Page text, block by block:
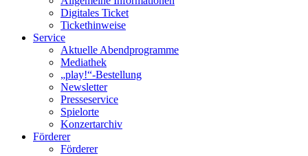
Digitales Ticket
Ticket­hinweise
Service
Aktuelle Abendprogramme
Mediathek
„play!“-Bestellung
Newsletter
Presseservice
Spielorte
Konzertarchiv
Förderer
Förderer